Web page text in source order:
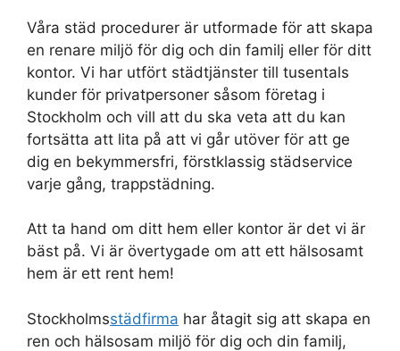
Våra städ procedurer är utformade för att skapa
en renare miljö för dig och din familj eller för ditt
kontor. Vi har utfört städtjänster till tusentals
kunder för privatpersoner såsom företag i
Stockholm och vill att du ska veta att du kan
fortsätta att lita på att vi går utöver för att ge
dig en bekymmersfri, förstklassig städservice
varje gång, trappstädning.
Att ta hand om ditt hem eller kontor är det vi är
bäst på. Vi är övertygade om att ett hälsosamt
hem är ett rent hem!
Stockholmsstädfirma har åtagit sig att skapa en
ren och hälsosam miljö för dig och din familj,